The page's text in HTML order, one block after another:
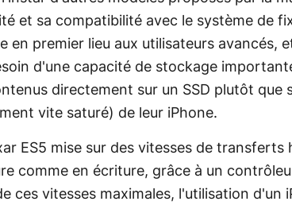
et sa compatibilité avec le système de
en premier lieu aux utilisateurs avancés,
d'une capacité de stockage
directement sur un SSD plutôt que
vite saturé) de leur iPhone.
ES5 mise sur des vitesses de transferts
comme en écriture, grâce à un
ces vitesses maximales, l'utilisation d'un